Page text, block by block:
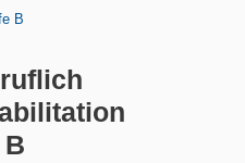
B
B